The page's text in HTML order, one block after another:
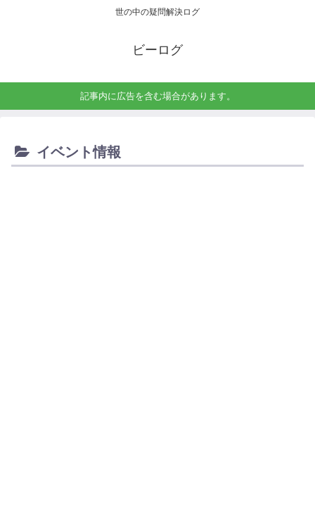
世の中の疑問解決ログ
ビーログ
記事内に広告を含む場合があります。
イベント情報